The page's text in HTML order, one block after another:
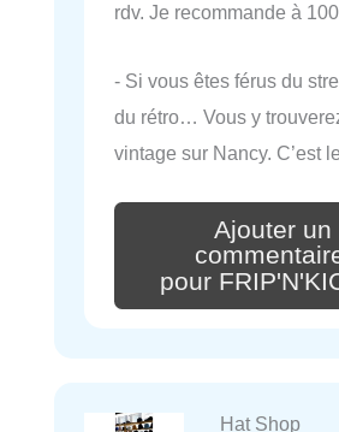
rdv. Je recommande à
- Si vous êtes férus du
du rétro… Vous y
vintage sur Nancy. C’est
Ajouter un
pour
Hat Shop